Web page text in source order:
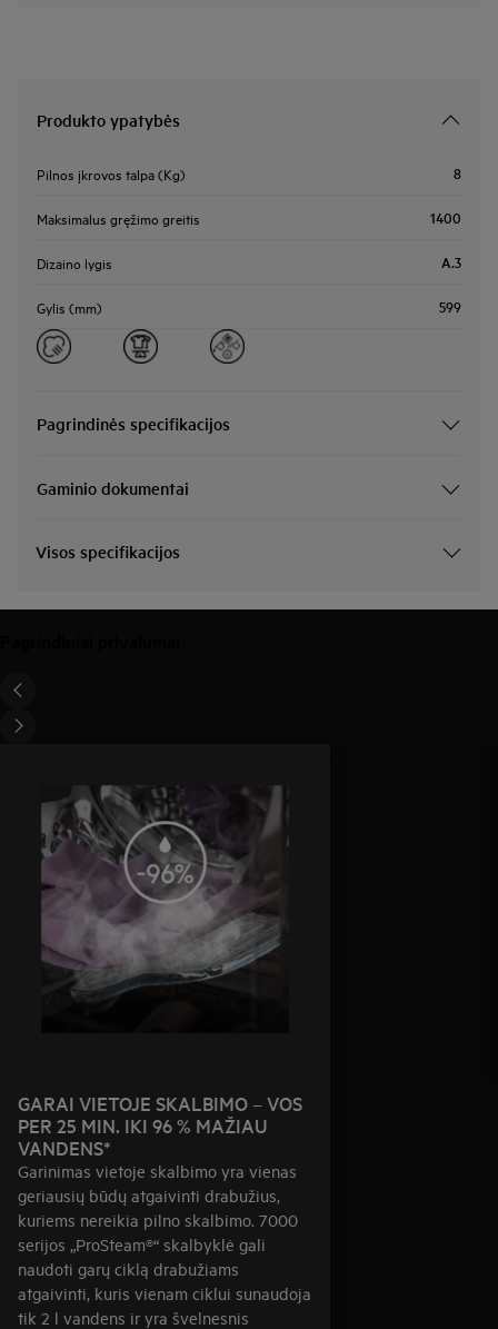
Produkto ypatybės
Pilnos įkrovos talpa (Kg) 8
Maksimalus gręžimo greitis 1400
Dizaino lygis A.3
Gylis (mm) 599
Pagrindinės specifikacijos
Gaminio dokumentai
Visos specifikacijos
GARAI VIETOJE SKALBIMO – VOS
PER 25 MIN. IKI 96 % MAŽIAU
VANDENS*
Garinimas vietoje skalbimo yra vienas
geriausių būdų atgaivinti drabužius,
kuriems nereikia pilno skalbimo. 7000
serijos „ProSteam®“ skalbyklė gali
naudoti garų ciklą drabužiams
atgaivinti, kuris vienam ciklui sunaudoja
tik 2 l vandens ir yra švelnesnis